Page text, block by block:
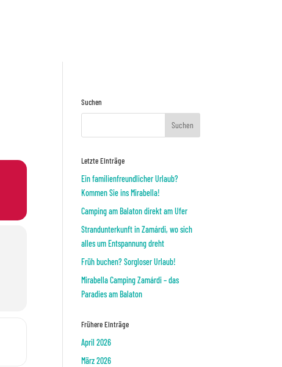
Suchen
Letzte Einträge
Ein familienfreundlicher Urlaub?
Kommen Sie ins Mirabella!
Camping am Balaton direkt am Ufer
Strandunterkunft in Zamárdi, wo sich
alles um Entspannung dreht
Früh buchen? Sorgloser Urlaub!
Mirabella Camping Zamárdi – das
Paradies am Balaton
Frühere Einträge
April 2026
März 2026